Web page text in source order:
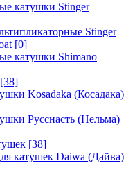
катушки Stinger
Stinger
[0]
катушки Shimano
[38]
Kosadaka (Косадака)
Русснасть (Нельма)
[38]
катушек Daiwa (Дайва)